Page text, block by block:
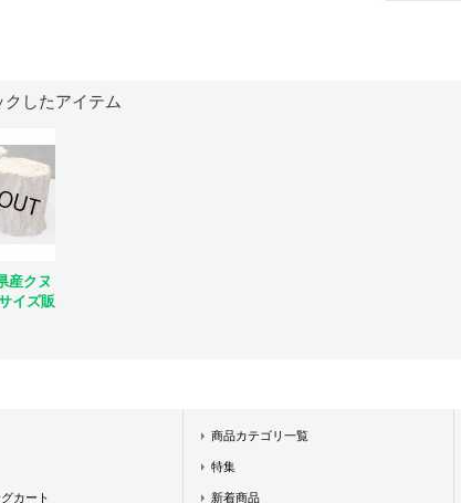
したアイテム
産クヌ
イズ販
カート
商品カテゴリ一覧
特集
新着商品